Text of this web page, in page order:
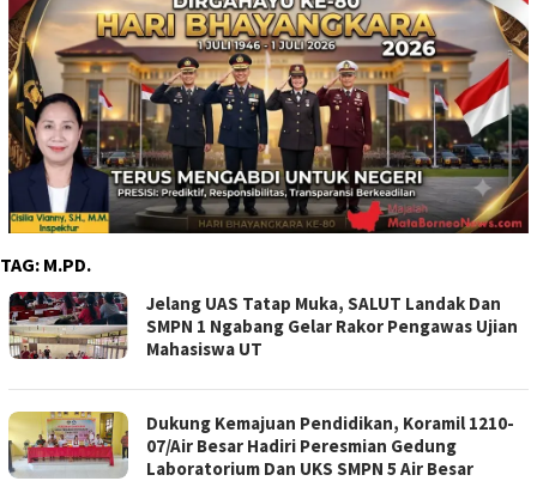
TAG: M.PD.
Jelang UAS Tatap Muka, SALUT Landak Dan
SMPN 1 Ngabang Gelar Rakor Pengawas Ujian
Mahasiswa UT
Dukung Kemajuan Pendidikan, Koramil 1210-
07/Air Besar Hadiri Peresmian Gedung
Laboratorium Dan UKS SMPN 5 Air Besar